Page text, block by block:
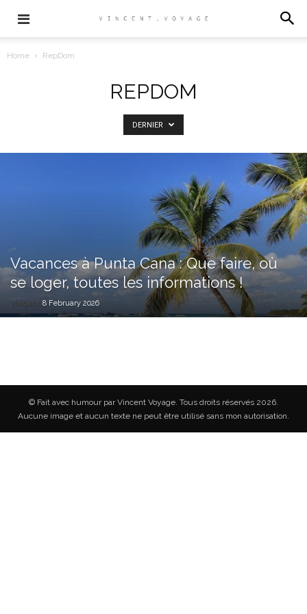
Home RepDom
REPDOM
DERNIER
Vacances à Punta Cana : Que faire, où
se loger, toutes les informations !
vincent 8 February 2026
© Fait avec humour par Vincent Voyage. Tous droits réservés 2026.
Aucune image et aucun texte ne peut être utilisé sans mon autorisation.